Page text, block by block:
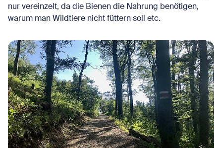
nur vereinzelt, da die Bienen die Nahrung benötigen,
warum man Wildtiere nicht füttern soll etc.